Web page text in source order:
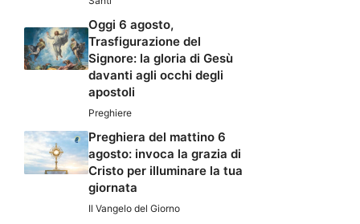
Oggi 6 agosto,
Trasfigurazione del
Signore: la gloria di Gesù
davanti agli occhi degli
apostoli
Preghiere
Preghiera del mattino 6
agosto: invoca la grazia di
Cristo per illuminare la tua
giornata
Il Vangelo del Giorno